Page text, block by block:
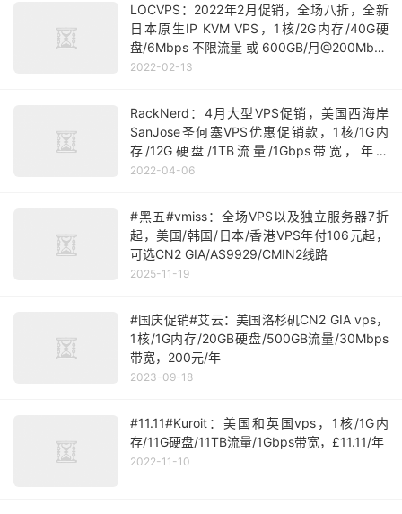
LOCVPS：2022年2月促销，全场八折，全新
日本原生IP KVM VPS，1核/2G内存/40G硬
盘/6Mbps 不限流量 或 600GB/月@200Mbps
带宽，月付76元起
2022-02-13
RackNerd：4月大型VPS促销，美国西海岸
SanJose圣何塞VPS优惠促销款，1核/1G内
存/12G硬盘/1TB流量/1Gbps带宽，年付
$11.88起
2022-04-06
#黑五#vmiss：全场VPS以及独立服务器7折
起，美国/韩国/日本/香港VPS年付106元起，
可选CN2 GIA/AS9929/CMIN2线路
2025-11-19
#国庆促销#艾云：美国洛杉矶CN2 GIA vps，
1核/1G内存/20GB硬盘/500GB流量/30Mbps
带宽，200元/年
2023-09-18
#11.11#Kuroit：美国和英国vps，1核/1G内
存/11G硬盘/11TB流量/1Gbps带宽，£11.11/年
2022-11-10